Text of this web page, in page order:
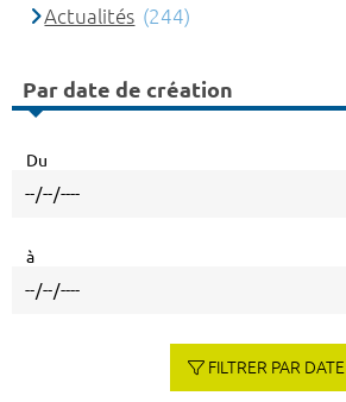
Actualités (244)
Par date de création
Du
à
FILTRER PAR DATE